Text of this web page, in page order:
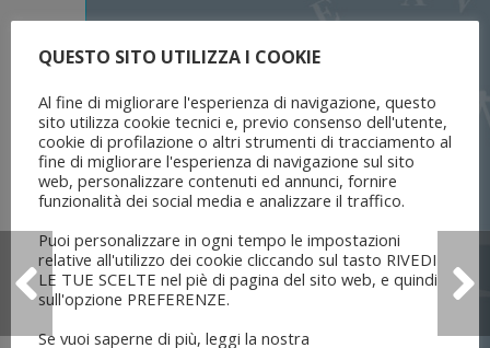
QUESTO SITO UTILIZZA I COOKIE
Al fine di migliorare l'esperienza di navigazione, questo
sito utilizza cookie tecnici e, previo consenso dell'utente,
cookie di profilazione o altri strumenti di tracciamento al
fine di migliorare l'esperienza di navigazione sul sito
web, personalizzare contenuti ed annunci, fornire
funzionalità dei social media e analizzare il traffico.
Puoi personalizzare in ogni tempo le impostazioni
relative all'utilizzo dei cookie cliccando sul tasto RIVEDI
LE TUE SCELTE nel piè di pagina del sito web, e quindi
sull'opzione PREFERENZE.
Se vuoi saperne di più, leggi la nostra